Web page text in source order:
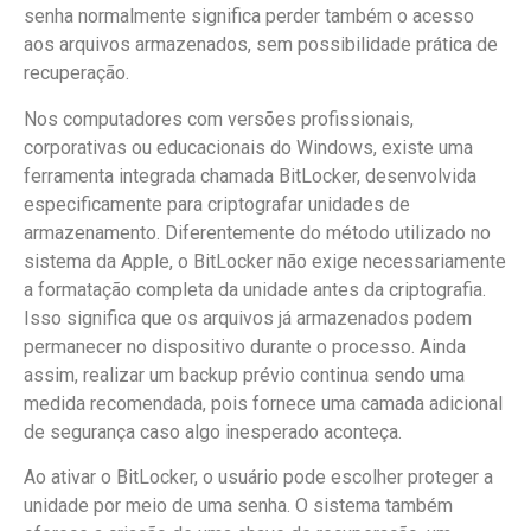
senha normalmente significa perder também o acesso
aos arquivos armazenados, sem possibilidade prática de
recuperação.
Nos computadores com versões profissionais,
corporativas ou educacionais do Windows, existe uma
ferramenta integrada chamada BitLocker, desenvolvida
especificamente para criptografar unidades de
armazenamento. Diferentemente do método utilizado no
sistema da Apple, o BitLocker não exige necessariamente
a formatação completa da unidade antes da criptografia.
Isso significa que os arquivos já armazenados podem
permanecer no dispositivo durante o processo. Ainda
assim, realizar um backup prévio continua sendo uma
medida recomendada, pois fornece uma camada adicional
de segurança caso algo inesperado aconteça.
Ao ativar o BitLocker, o usuário pode escolher proteger a
unidade por meio de uma senha. O sistema também